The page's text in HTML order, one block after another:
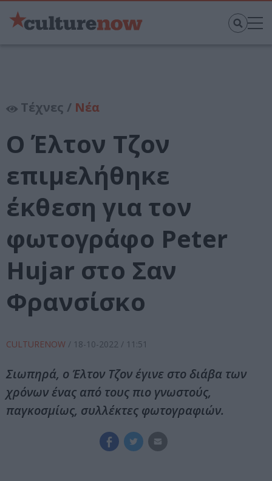
Τέχνες / Νέα
O Έλτον Τζον
επιμελήθηκε
έκθεση για τον
φωτογράφο Peter
Hujar στο Σαν
Φρανσίσκο
CULTURENOW / 18-10-2022 / 11:51
Σιωπηρά, ο Έλτον Τζον έγινε στο διάβα των
χρόνων ένας από τους πιο γνωστούς,
παγκοσμίως, συλλέκτες φωτογραφιών.